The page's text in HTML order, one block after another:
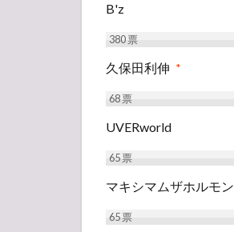
B'z
380票
久保田利伸 *
68票
UVERworld
65票
マキシマムザホルモン
65票